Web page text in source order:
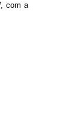
, com a